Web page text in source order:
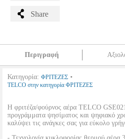
Share
Περιγραφή
Κατηγορία: ΦΡΙΤΕΖΕΣ •
TELCO στην κατηγορία ΦΡΙΤΕΖΕΣ
Η φριτέζα/φούρνος αέρα TELCO
προγράμματα ψησίματος και ψηφιακό
καλύψει τις ανάγκες σας για εύκολο